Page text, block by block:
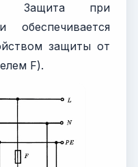
Защита при
обеспечивается
защиты от
F).